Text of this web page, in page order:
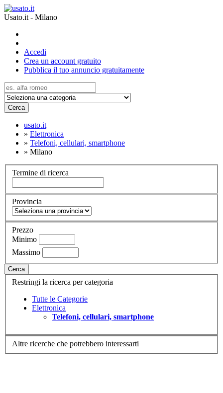
Usato.it - Milano
Accedi
Crea un account gratuito
Pubblica il tuo annuncio gratuitamente
Cerca
usato.it
» Elettronica
» Telefoni, cellulari, smartphone
» Milano
Termine di ricerca
Provincia
Prezzo
Minimo
Massimo
Cerca
Restringi la ricerca per categoria
Tutte le Categorie
Elettronica
Telefoni, cellulari, smartphone
Altre ricerche che potrebbero interessarti